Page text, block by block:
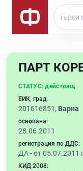
ПАРТ
СТАТУС: действащ
ЕИК, град:
201616851, Варна
основана:
28.06.2011
регистрация по ДДС:
ДА - от 05.07.2011
КИД 2008: